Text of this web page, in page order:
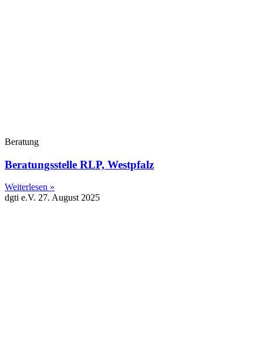
Beratung
Beratungsstelle RLP, Westpfalz
Weiterlesen »
dgti e.V. 27. August 2025